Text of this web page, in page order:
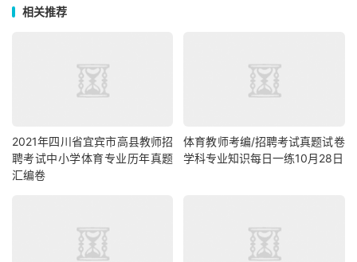
相关推荐
2021年四川省宜宾市高县教师招
聘考试中小学体育专业历年真题
汇编卷
体育教师考编/招聘考试真题试卷
学科专业知识每日一练10月28日